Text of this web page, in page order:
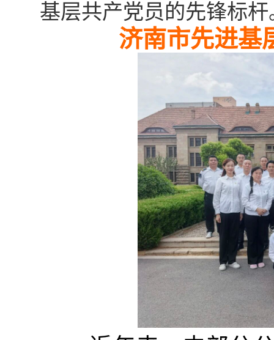
基层共产党员的先锋标杆
济南市先进基